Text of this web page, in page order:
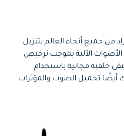
من جميع أنحاء العالم بتنزيل
الآلية بموجب ترخيص
خلفية مجانية باستخدام
أيضًا تحميل الصوت والمؤثرات